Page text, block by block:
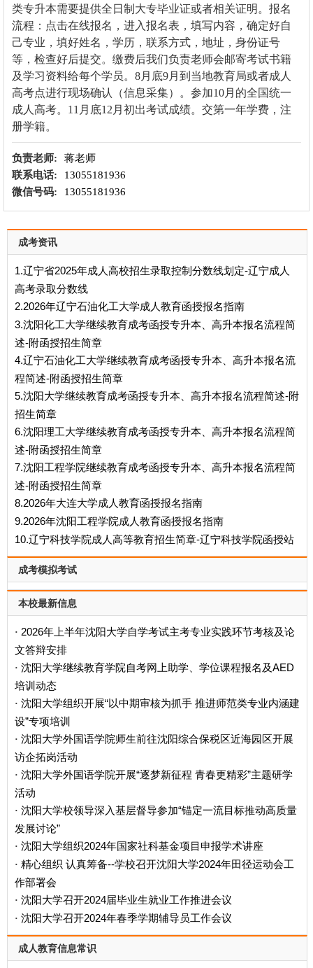
类专升本需要提供全日制大专毕业证或者相关证明。报名
流程：点击在线报名，进入报名表，填写内容，确定好自
己专业，填好姓名，学历，联系方式，地址，身份证号
等，检查好后提交。缴费后我们负责老师会邮寄考试书籍
及学习资料给每个学员。8月底9月到当地教育局或者成人
高考点进行现场确认（信息采集）。参加10月的全国统一
成人高考。11月底12月初出考试成绩。交第一年学费，注
册学籍。
负责老师:
蒋老师
联系电话:
13055181936
微信号码:
13055181936
成考资讯
1.辽宁省2025年成人高校招生录取控制分数线划定-辽宁成人
高考录取分数线
2.2026年辽宁石油化工大学成人教育函授报名指南
3.沈阳化工大学继续教育成考函授专升本、高升本报名流程简
述-附函授招生简章
4.辽宁石油化工大学继续教育成考函授专升本、高升本报名流
程简述-附函授招生简章
5.沈阳大学继续教育成考函授专升本、高升本报名流程简述-附
招生简章
6.沈阳理工大学继续教育成考函授专升本、高升本报名流程简
述-附函授招生简章
7.沈阳工程学院继续教育成考函授专升本、高升本报名流程简
述-附函授招生简章
8.2026年大连大学成人教育函授报名指南
9.2026年沈阳工程学院成人教育函授报名指南
10.辽宁科技学院成人高等教育招生简章-辽宁科技学院函授站
成考模拟考试
本校最新信息
· 2026年上半年沈阳大学自学考试主考专业实践环节考核及论
文答辩安排
· 沈阳大学继续教育学院自考网上助学、学位课程报名及AED
培训动态
· 沈阳大学组织开展“以中期审核为抓手 推进师范类专业内涵建
设”专项培训
· 沈阳大学外国语学院师生前往沈阳综合保税区近海园区开展
访企拓岗活动
· 沈阳大学外国语学院开展“逐梦新征程 青春更精彩”主题研学
活动
· 沈阳大学校领导深入基层督导参加“锚定一流目标推动高质量
发展讨论”
· 沈阳大学组织2024年国家社科基金项目申报学术讲座
· 精心组织 认真筹备--学校召开沈阳大学2024年田径运动会工
作部署会
· 沈阳大学召开2024届毕业生就业工作推进会议
· 沈阳大学召开2024年春季学期辅导员工作会议
成人教育信息常识